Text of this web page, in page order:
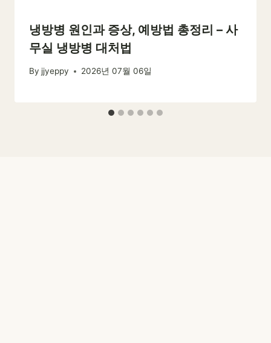
냉방병 원인과 증상, 예방법 총정리 – 사
무실 냉방병 대처법
By jjyeppy 2026년 07월 06일